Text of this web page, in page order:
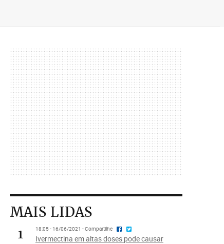
MAIS LIDAS
1
18:05 - 16/06/2021 - Compartilhe
Ivermectina em altas doses pode causar